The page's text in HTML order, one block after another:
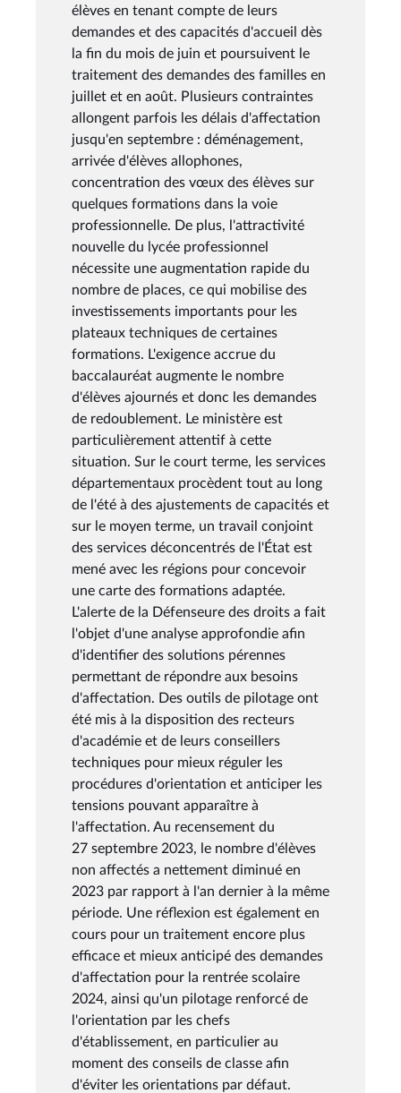
élèves en tenant compte de leurs
demandes et des capacités d'accueil dès
la fin du mois de juin et poursuivent le
traitement des demandes des familles en
juillet et en août. Plusieurs contraintes
allongent parfois les délais d'affectation
jusqu'en septembre : déménagement,
arrivée d'élèves allophones,
concentration des vœux des élèves sur
quelques formations dans la voie
professionnelle. De plus, l'attractivité
nouvelle du lycée professionnel
nécessite une augmentation rapide du
nombre de places, ce qui mobilise des
investissements importants pour les
plateaux techniques de certaines
formations. L'exigence accrue du
baccalauréat augmente le nombre
d'élèves ajournés et donc les demandes
de redoublement. Le ministère est
particulièrement attentif à cette
situation. Sur le court terme, les services
départementaux procèdent tout au long
de l'été à des ajustements de capacités et
sur le moyen terme, un travail conjoint
des services déconcentrés de l'État est
mené avec les régions pour concevoir
une carte des formations adaptée.
L'alerte de la Défenseure des droits a fait
l'objet d'une analyse approfondie afin
d'identifier des solutions pérennes
permettant de répondre aux besoins
d'affectation. Des outils de pilotage ont
été mis à la disposition des recteurs
d'académie et de leurs conseillers
techniques pour mieux réguler les
procédures d'orientation et anticiper les
tensions pouvant apparaître à
l'affectation. Au recensement du
27 septembre 2023, le nombre d'élèves
non affectés a nettement diminué en
2023 par rapport à l'an dernier à la même
période. Une réflexion est également en
cours pour un traitement encore plus
efficace et mieux anticipé des demandes
d'affectation pour la rentrée scolaire
2024, ainsi qu'un pilotage renforcé de
l'orientation par les chefs
d'établissement, en particulier au
moment des conseils de classe afin
d'éviter les orientations par défaut.